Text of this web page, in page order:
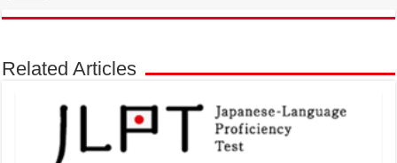
Related Articles